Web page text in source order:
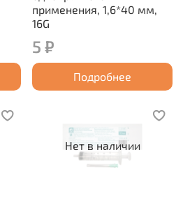
применения, 1,6*40 мм,
16G
5 ₽
Подробнее
Нет в наличии